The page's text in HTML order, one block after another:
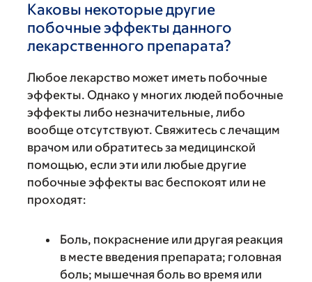
Каковы некоторые другие
побочные эффекты данного
лекарственного препарата?
Любое лекарство может иметь побочные
эффекты. Однако у многих людей побочные
эффекты либо незначительные, либо
вообще отсутствуют. Свяжитесь с лечащим
врачом или обратитесь за медицинской
помощью, если эти или любые другие
побочные эффекты вас беспокоят или не
проходят:
Боль, покраснение или другая реакция
в месте введения препарата; головная
боль; мышечная боль во время или